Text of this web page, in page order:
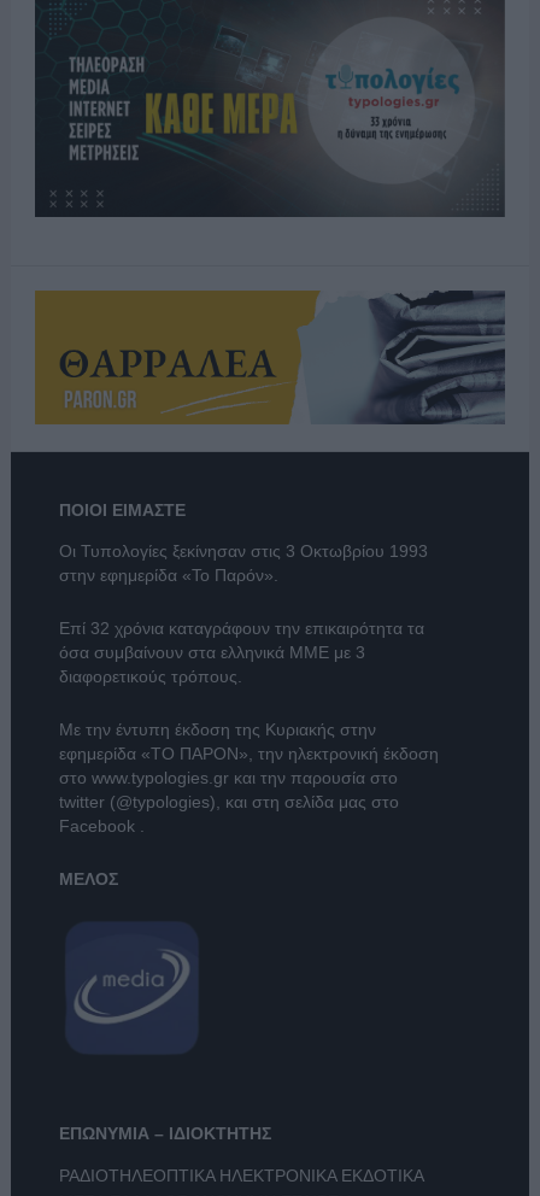
ΠΟΙΟΙ ΕΙΜΑΣΤΕ
Οι Τυπολογίες ξεκίνησαν στις 3 Οκτωβρίου 1993
στην εφημερίδα «Το Παρόν».
Επί 32 χρόνια καταγράφουν την επικαιρότητα τα
όσα συμβαίνουν στα ελληνικά ΜΜΕ με 3
διαφορετικούς τρόπους.
Με την έντυπη έκδοση της Κυριακής στην
εφημερίδα «ΤΟ ΠΑΡΟΝ» , την ηλεκτρονική έκδοση
στο www.typologies.grκαι την παρουσία στο
twitter (@typologies) , και στη σελίδα μας στο
Facebook
ΜΕΛΟΣ
ΕΠΩΝΥΜΙΑ – ΙΔΙΟΚΤΗΤΗΣ
ΡΑΔΙΟΤΗΛΕΟΠΤΙΚΑ ΗΛΕΚΤΡΟΝΙΚΑ ΕΚΔΟΤΙΚΑ